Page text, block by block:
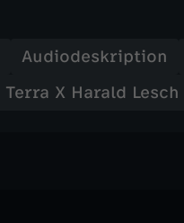
Audiodeskription
Terra X Harald Lesch